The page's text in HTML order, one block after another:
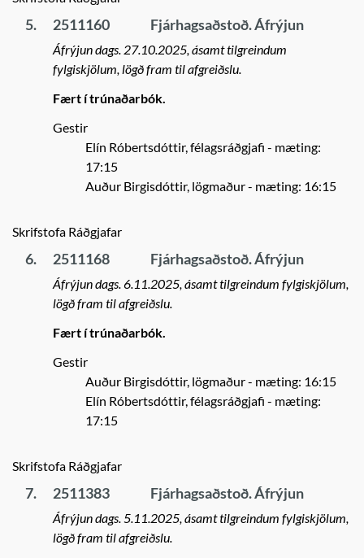
5. 2511160 Fjárhagsaðstoð. Áfrýjun
Áfrýjun dags. 27.10.2025, ásamt tilgreindum
fylgiskjölum, lögð fram til afgreiðslu.
Fært í trúnaðarbók.
Gestir
Elín Róbertsdóttir, félagsráðgjafi - mæting:
17:15
Auður Birgisdóttir, lögmaður- mæting: 16:15
Skrifstofa Ráðgjafar
6. 2511168 Fjárhagsaðstoð. Áfrýjun
Áfrýjun dags. 6.11.2025, ásamt tilgreindum fylgiskjölum,
lögð fram til afgreiðslu.
Fært í trúnaðarbók.
Gestir
Auður Birgisdóttir, lögmaður- mæting: 16:15
Elín Róbertsdóttir, félagsráðgjafi - mæting:
17:15
Skrifstofa Ráðgjafar
7. 2511383 Fjárhagsaðstoð. Áfrýjun
Áfrýjun dags. 5.11.2025, ásamt tilgreindum fylgiskjölum,
lögð fram til afgreiðslu.